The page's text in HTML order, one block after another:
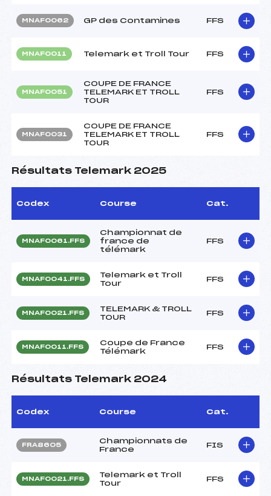
MNAF0062 GP des Contamines FFS
MNAF0011 Telemark et Troll Tour FFS
MNAF0051
COUPE DE FRANCE
TELEMARK ET TROLL
TOUR
FFS
MNAF0031
COUPE DE FRANCE
TELEMARK ET TROLL
TOUR
FFS
Résultats Telemark 2025
Codex Course Cat.
MNAF0061.FFS
Championnat de
france de
télémark
FFS
MNAF0041.FFS
Telemark et Troll
Tour
FFS
MNAF0021.FFS
TELEMARK & TROLL
TOUR
FFS
MNAF0011.FFS
Coupe de France
Télémark
FFS
Résultats Telemark 2024
Codex Course Cat.
FRA8605
Championnats de
France
FIS
MNAF0021.FFS
Telemark et Troll
Tour
FFS